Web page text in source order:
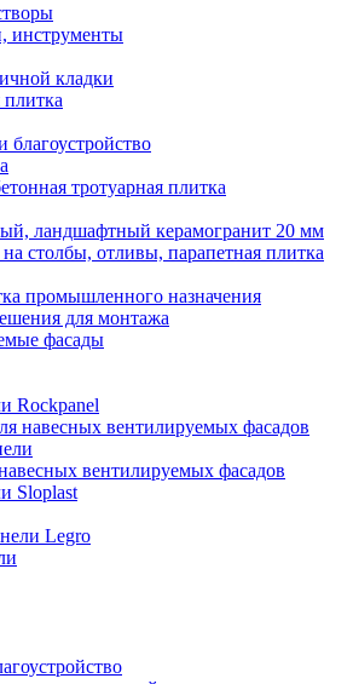
инструменты
кладки
тротуарная плитка
ландшафтный керамогранит 20 мм
столбы, отливы, парапетная плитка
промышленного назначения
для монтажа
фасады
Rockpanel
навесных вентилируемых фасадов
вентилируемых фасадов
Sloplast
Legro